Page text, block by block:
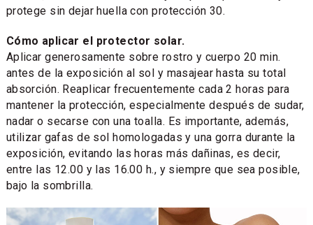
protege sin dejar huella con protección 30.
Cómo aplicar el protector solar.
Aplicar generosamente sobre rostro y cuerpo 20 min.
antes de la exposición al sol y masajear hasta su total
absorción. Reaplicar frecuentemente cada 2 horas para
mantener la protección, especialmente después de sudar,
nadar o secarse con una toalla. Es importante, además,
utilizar gafas de sol homologadas y una gorra durante la
exposición, evitando las horas más dañinas, es decir,
entre las 12.00 y las 16.00 h., y siempre que sea posible,
bajo la sombrilla.